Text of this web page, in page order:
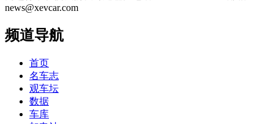
news@xevcar.com
频道导航
首页
名车志
观车坛
数据
车库